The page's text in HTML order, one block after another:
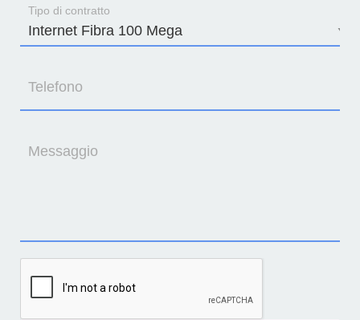
Tipo di contratto
Telefono
Messaggio